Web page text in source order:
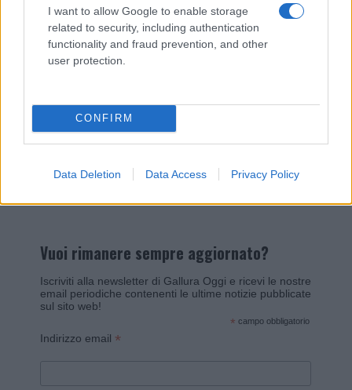
I want to allow Google to enable storage
related to security, including authentication
functionality and fraud prevention, and other
user protection.
CONFIRM
Data Deletion Data Access Privacy Policy
Giovannimaria Cabras
Invia un Comunicato Stampa|Pubblicità|Segnala
Vuoi rimanere sempre aggiornato?
Iscriviti alla newsletter di Gallura Oggi e ricevi le nostre
email periodiche contenenti le ultime notizie pubblicate
sul sito web!
* campo obbligatorio
Indirizzo email *